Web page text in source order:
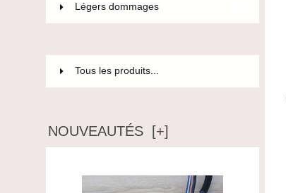
Légers dommages
Tous les produits...
NOUVEAUTÉS [+]